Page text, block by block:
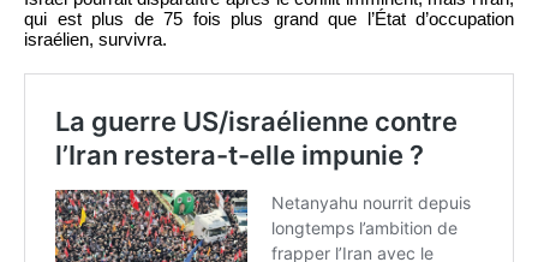
qui est plus de 75 fois plus grand que l’État d’occupation
israélien, survivra.